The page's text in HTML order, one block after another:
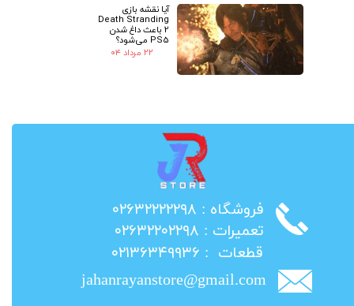
آیا نقشه بازی
Death Stranding
2 باعث داغ شدن
PS5 می‌شود؟
۲۲ مرداد ۰۴
​فروشگاه : ۰۲۶۳۲۲۲۲۲۹۸
​تعمیرات : ۰۲۶۳۲۲۰۲۲۹۸
​قطعات : ۰۲۱۳۶۳۴۹۹۳۶
jahanrayanstore@gmail.com